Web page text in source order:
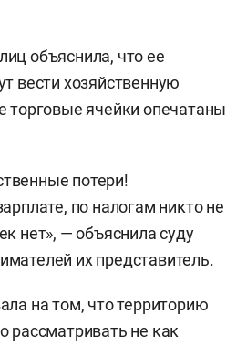
объяснила, что ее
вести хозяйственную
торговые ячейки опечатаны
потери!
по налогам никто не
нет», — объяснила суду
их представитель.
на том, что территорию
рассматривать не как